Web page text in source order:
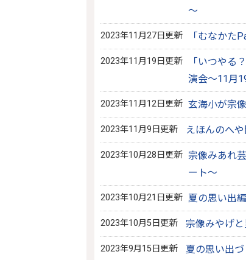
～
2023年11月27日更新 「むなかた
2023年11月19日更新
「いつやる
演会～11月
2023年11月12日更新 玄海小が宗
2023年11月9日更新 えほんのへ
2023年10月28日更新
宗像みあれ
ート～
2023年10月21日更新 夏の思い出
2023年10月5日更新 宗像みやげ
2023年9月15日更新
夏の思い出